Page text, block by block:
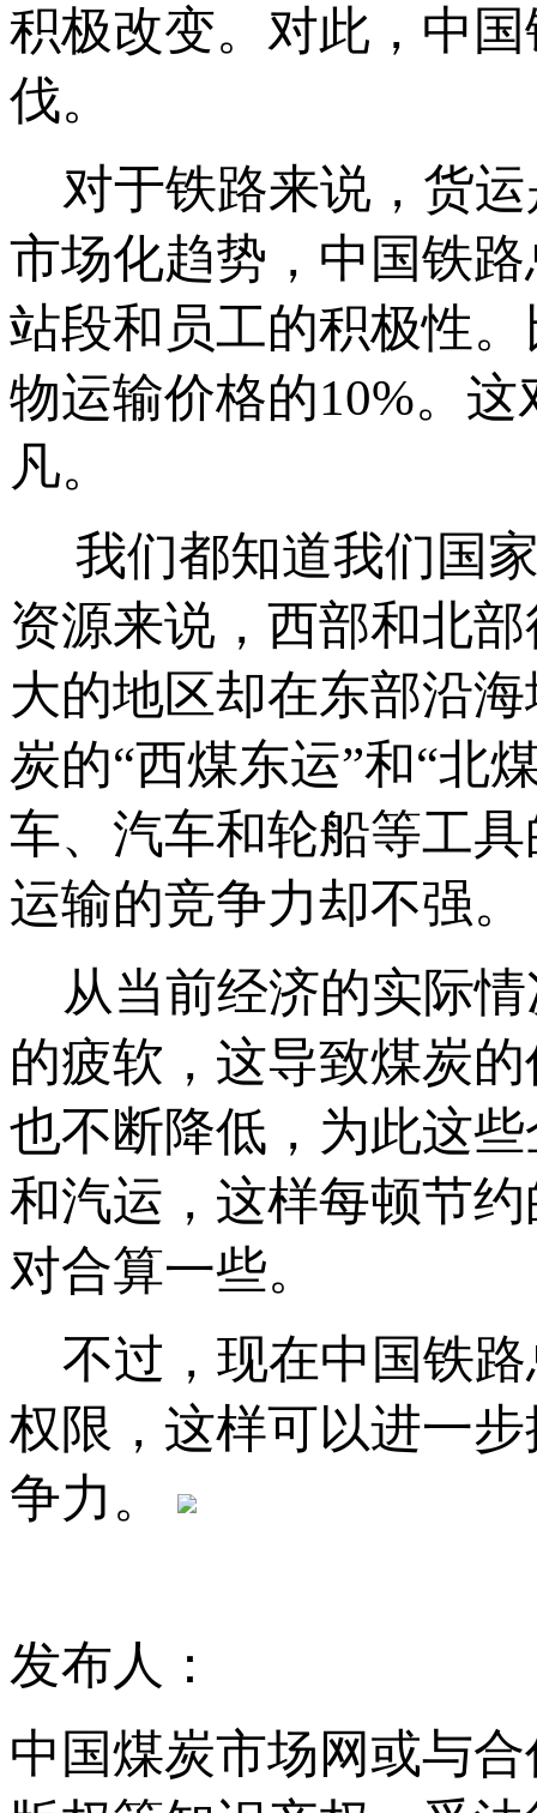
积极改变。对此，中
伐。
对于铁路来说，货运
市场化趋势，中国铁
站段和员工的积极性
物运输价格的10%。
凡。
我们都知道我们国家
资源来说，西部和北
大的地区却在东部沿
炭的“西煤东运”和“北
车、汽车和轮船等工
运输的竞争力却不强。
从当前经济的实际情
的疲软，这导致煤炭
也不断降低，为此这
和汽运，这样每顿节
对合算一些。
不过，现在中国铁路
权限，这样可以进一
争力。
发布人：
中国煤炭市场网或与